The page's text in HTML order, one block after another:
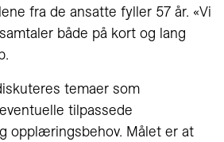
fra de ansatte fyller 57 år. «Vi
både på kort og lang
temaer som
tilpassede
opplæringsbehov. Målet er at